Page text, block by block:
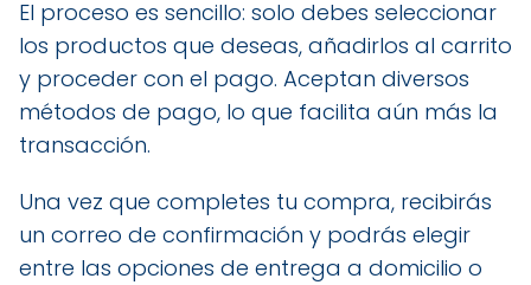
El proceso es sencillo: solo debes seleccionar
los productos que deseas, añadirlos al carrito
y proceder con el pago. Aceptan diversos
métodos de pago, lo que facilita aún más la
transacción.
Una vez que completes tu compra, recibirás
un correo de confirmación y podrás elegir
entre las opciones de entrega a domicilio o